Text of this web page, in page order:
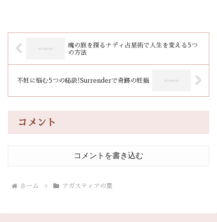
魂の旅を探るナディ占星術で人生を変える5つ
の方法
不妊に悩む5つの秘訣!Surrenderで奇跡の妊娠
コメント
コメントを書き込む
ホーム アガスティアの葉